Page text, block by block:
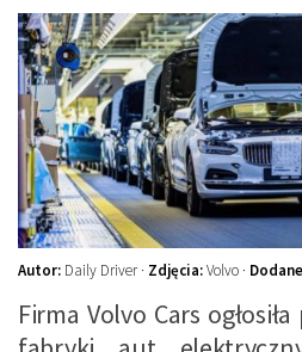
Kalkulatory
Przelicznik mocy
Auto z niemiec
Galerie
Autor: Daily Driver · Zdjęcia:Volvo ·
Firma Volvo Cars